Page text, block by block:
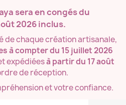
sera en congés du
2026inclus.
de chaque création artisanale,
à compter du 15 juillet 2026
expédiéesà partir du 17 août
de réception.
et votre confiance.